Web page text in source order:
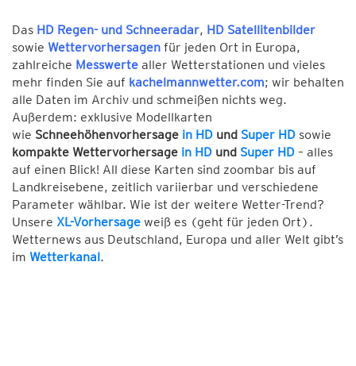
Das HD Regen- und Schneeradar, HD Satellitenbilder
sowie Wettervorhersagen für jeden Ort in Europa,
zahlreiche Messwerte aller Wetterstationen und vieles
mehr finden Sie auf kachelmannwetter.com; wir behalten
alle Daten im Archiv und schmeißen nichts weg.
Außerdem: exklusive Modellkarten
wie Schneehöhenvorhersage in HD und Super HD sowie
kompakte Wettervorhersage in HD und Super HD – alles
auf einen Blick! All diese Karten sind zoombar bis auf
Landkreisebene, zeitlich variierbar und verschiedene
Parameter wählbar. Wie ist der weitere Wetter-Trend?
Unsere XL-Vorhersage weiß es (geht für jeden Ort).
Wetternews aus Deutschland, Europa und aller Welt gibt’s
im Wetterkanal.